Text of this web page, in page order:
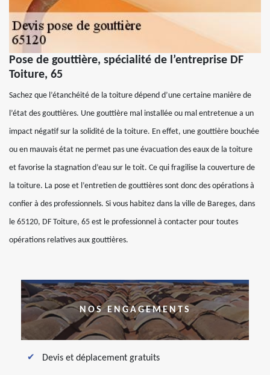
Pose de gouttière, spécialité de l’entreprise DF
Toiture, 65
Sachez que l’étanchéité de la toiture dépend d’une certaine manière de
l’état des gouttières. Une gouttière mal installée ou mal entretenue a un
impact négatif sur la solidité de la toiture. En effet, une gouttière bouchée
ou en mauvais état ne permet pas une évacuation des eaux de la toiture
et favorise la stagnation d’eau sur le toit. Ce qui fragilise la couverture de
la toiture. La pose et l’entretien de gouttières sont donc des opérations à
confier à des professionnels. Si vous habitez dans la ville de Bareges, dans
le 65120, DF Toiture, 65 est le professionnel à contacter pour toutes
opérations relatives aux gouttières.
NOS ENGAGEMENTS
Devis et déplacement gratuits